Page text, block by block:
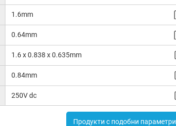
1.6mm
0.64mm
1.6 x 0.838 x 0.635mm
0.84mm
250V dc
Продукти с подобни параметри